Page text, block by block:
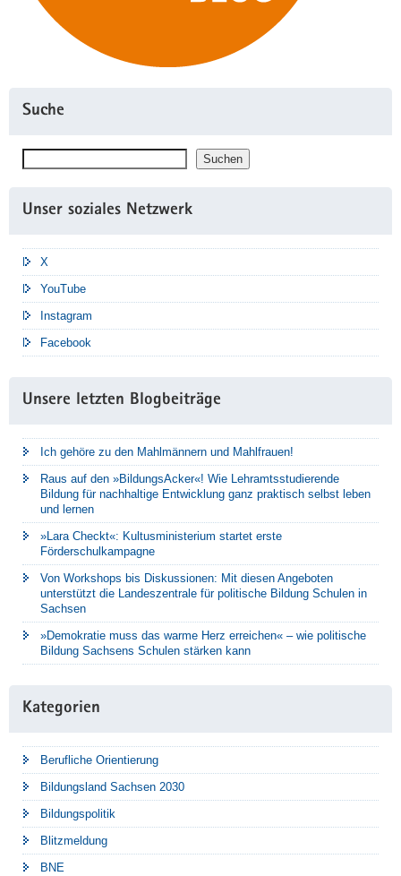
Suche
Suchen
Unser soziales Netzwerk
X
YouTube
Instagram
Facebook
Unsere letzten Blogbeiträge
Ich gehöre zu den Mahlmännern und Mahlfrauen!
Raus auf den »BildungsAcker«! Wie Lehramtsstudierende
Bildung für nachhaltige Entwicklung ganz praktisch selbst leben
und lernen
»Lara Checkt«: Kultusministerium startet erste
Förderschulkampagne
Von Workshops bis Diskussionen: Mit diesen Angeboten
unterstützt die Landeszentrale für politische Bildung Schulen in
Sachsen
»Demokratie muss das warme Herz erreichen« – wie politische
Bildung Sachsens Schulen stärken kann
Kategorien
Berufliche Orientierung
Bildungsland Sachsen 2030
Bildungspolitik
Blitzmeldung
BNE